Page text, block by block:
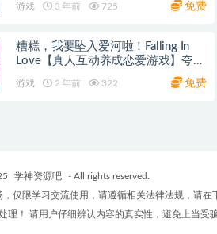
游戏 3 年前 725 免费
糟糕，我要坠入爱河啦！Falling In
Love【真人互动养成恋爱游戏】夸克
游戏 2 年前 322 免费
学神资源吧
- All rights reserved.
仅限学习交流使用，请遵循相关法律法规，请在
理！ 请用户仔细辨认内容的真实性，避免上当受骗